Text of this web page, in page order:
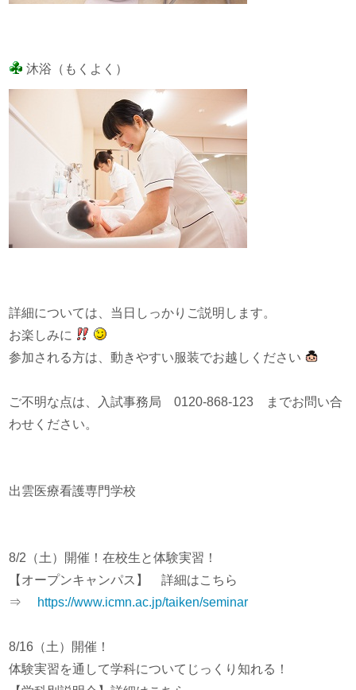
沐浴（もくよく）
詳細については、当日しっかりご説明します。
お楽しみに
参加される方は、動きやすい服装でお越しください
ご不明な点は、入試事務局 0120-868-123 までお問い合
わせください。
出雲医療看護専門学校
8/2（土）開催！在校生と体験実習！
【オープンキャンパス】 詳細はこちら
⇒
https://www.icmn.ac.jp/taiken/seminar
8/16（土）開催！
体験実習を通して学科についてじっくり知れる！